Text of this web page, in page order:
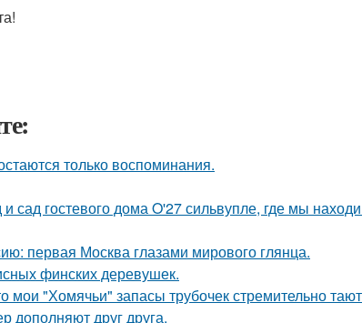
только воспоминания.
гостевого дома O'27 сильвупле, где мы
первая Москва глазами мирового глянца.
финских деревушек.
мои "Хомячьи" запасы трубочек стремительно
дополняют друг друга.